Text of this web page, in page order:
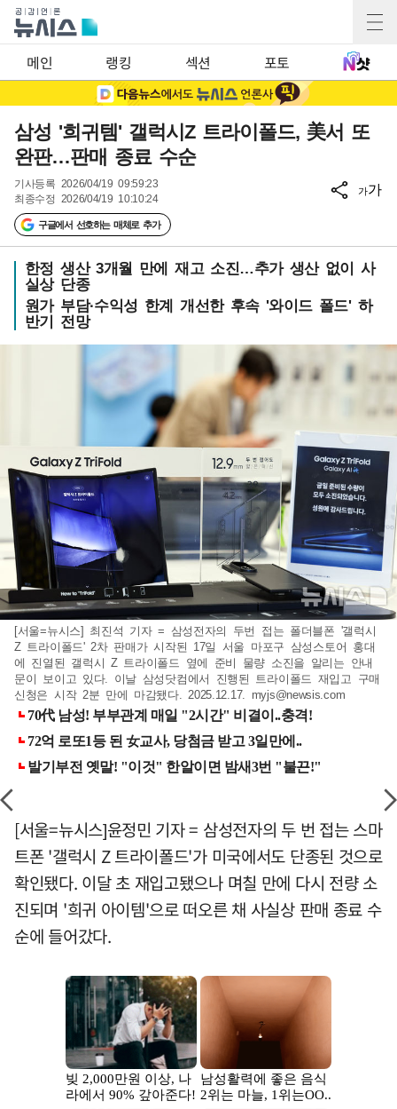
메인 랭킹 섹션 포토
삼성 '희귀템' 갤럭시Z 트라이폴드, 美서 또
완판…판매 종료 수순
기사등록 2026/04/19 09:59:23
최종수정 2026/04/19 10:10:24
구글에서 선호하는 매체로 추가
가가
한정 생산 3개월 만에 재고 소진…추가 생산 없이 사
실상 단종
원가 부담·수익성 한계 개선한 후속 '와이드 폴드' 하
반기 전망
[서울=뉴시스] 최진석 기자 = 삼성전자의 두번 접는 폴더블폰 '갤럭시
Z 트라이폴드' 2차 판매가 시작된 17일 서울 마포구 삼성스토어 홍대
에 진열된 갤럭시 Z 트라이폴드 옆에 준비 물량 소진을 알리는 안내
문이 보이고 있다. 이날 삼성닷컴에서 진행된 트라이폴드 재입고 구매
신청은 시작 2분 만에 마감됐다. 2025.12.17. myjs@newsis.com
[서울=뉴시스]윤정민 기자 = 삼성전자의 두 번 접는 스마
트폰 '갤럭시 Z 트라이폴드'가 미국에서도 단종된 것으로
확인됐다. 이달 초 재입고됐으나 며칠 만에 다시 전량 소
진되며 '희귀 아이템'으로 떠오른 채 사실상 판매 종료 수
순에 들어갔다.